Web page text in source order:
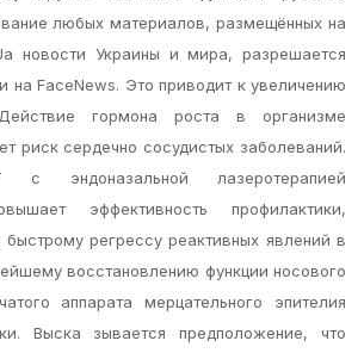
любых материалов, размещённых на
новости Украины и мира, разрешается
на FaceNews. Это приводит к увеличению
гормона роста в организме
риск сердечно сосудистых заболеваний.
с эндоназальной лазеротерапией
эффективность профилактики,
быстрому регрессу реактивных явлений в
восстановлению функции носового
аппарата мерцательного эпителия
Выска зывается предположение, что